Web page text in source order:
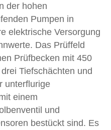
der hohen
Pumpen in
elektrische Versorgung
Das Prüffeld
Prüfbecken mit 450
Tiefschächten und
unterflurige
einem
und
bestückt sind. Es